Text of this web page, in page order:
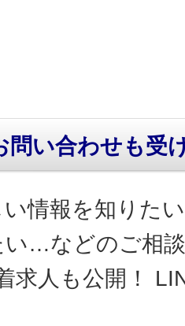
問い合わせも受
情報を知りた
い…などのご相
求人も公開！